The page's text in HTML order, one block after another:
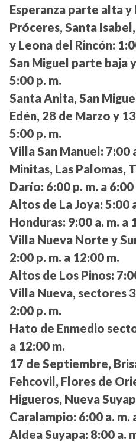
Esperanza parte alta y
Próceres, Santa
y Leona del Rincón:
San Miguel parte baja
5:00 p. m.
Santa Anita, San
Edén, 28 de Marzo y
5:00 p. m.
Villa San Manuel: 7:00
Minitas, Las Palomas,
Darío: 6:00 p. m. a 6:00
Altos de La Joya: 5:00
Honduras: 9:00 a. m. a
Villa Nueva Norte y
2:00 p. m. a 12:00 m.
Altos de Los Pinos:
Villa Nueva, sectores
2:00 p. m.
Hato de Enmedio
a 12:00 m.
17 de Septiembre,
Fehcovil, Flores de
Higueros, Nueva
Caralampio: 6:00 a. m.
Aldea Suyapa: 8:00 a.